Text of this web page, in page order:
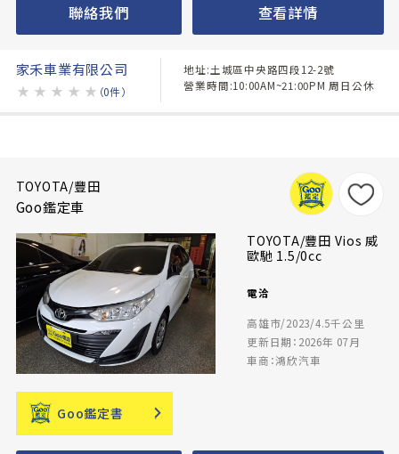
聯絡我們 查看詳情
家禾車業有限公司
★ ★ ★ ★ ★ （0件）
地址:土城區中央路四段12-2號
營業時間:10:00AM~21:00PM 周日公休
TOYOTA/豐田
Goo鑑定車
TOYOTA/豐田 Vios 威
歐馳 1.5/0cc
電洽
高雄市/2023/4.5千公里
更新日期：2026年 07月
車商：鴻欣汽車
Goo鑑定書